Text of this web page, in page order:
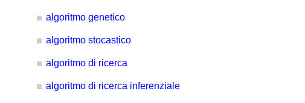
algoritmo genetico
algoritmo stocastico
algoritmo di ricerca
algoritmo di ricerca inferenziale